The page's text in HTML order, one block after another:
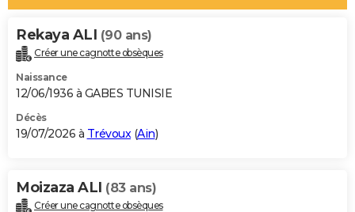
Alimentation
Guide de la santé
Maladies
Médicaments
Sommeil
VOYAGE
Destinations
City break
Voyage nature
Voyage de noces
Forum
Climat
+PHOTO
GUIDES D'ACHAT
BONS PLANS
Carte de Noël
Carte Bonne année
Carte Saint-Valentin
Carte Pâques
Carte d'anniversaire
DICTIONNAIRE
Rekaya ALI (90 ans)
Créer une cagnotte obsèques
Naissance
12/06/1936 à GABES TUNISIE
Décès
19/07/2026 à Trévoux(Ain)
Moizaza ALI (83 ans)
Créer une cagnotte obsèques